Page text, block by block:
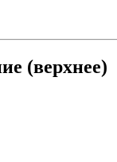
(верхнее)